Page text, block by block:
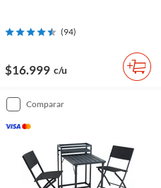
(94)
$16.999 c/u
comparar